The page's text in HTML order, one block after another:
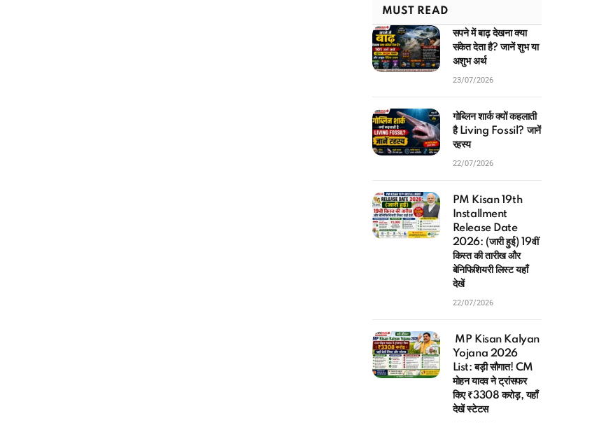
MUST READ
सपने में बाढ़ देखना क्या
संकेत देता है? जानें शुभ या
अशुभ अर्थ
23/07/2026
गोब्लिन शार्क क्यों कहलाती
है Living Fossil? जानें
रहस्य
22/07/2026
PM Kisan 19th
Installment
Release Date
2026: (जारी हुई) 19वीं
किस्त की तारीख और
बेनिफिशियरी लिस्ट यहाँ
देखें
22/07/2026
MP Kisan Kalyan
Yojana 2026
List: बड़ी सौगात! CM
मोहन यादव ने ट्रांसफर
किए ₹3308 करोड़, यहाँ
देखें स्टेटस